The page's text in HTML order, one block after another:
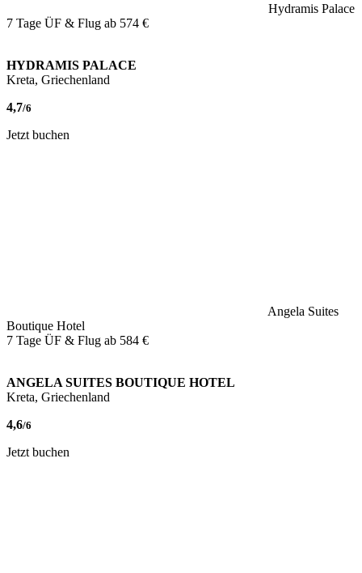
Hydramis Palace
7 Tage ÜF & Flug ab 574 €
HYDRAMIS PALACE
Kreta, Griechenland
4,7/6
Jetzt buchen
Angela Suites
Boutique Hotel
7 Tage ÜF & Flug ab 584 €
ANGELA SUITES BOUTIQUE HOTEL
Kreta, Griechenland
4,6/6
Jetzt buchen